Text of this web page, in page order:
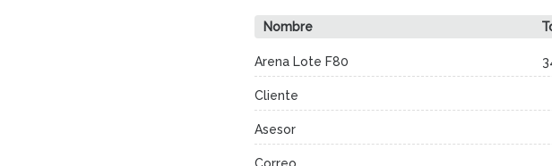
Nombre
Arena Lote F80
Cliente
Asesor